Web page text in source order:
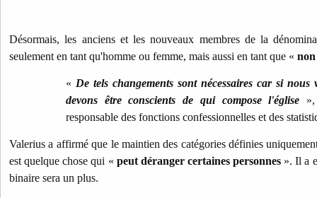
Désormais, les anciens et les nouveaux membres de la
seulement en tant qu'homme ou femme, mais aussi en tant que «
« De tels changements sont nécessaires car si
devons être conscients de qui compose l'église
responsable des fonctions confessionnelles et des
Valerius a affirmé que le maintien des catégories définies
est quelque chose qui « peut déranger certaines personnes ». Il a
binaire sera un plus.